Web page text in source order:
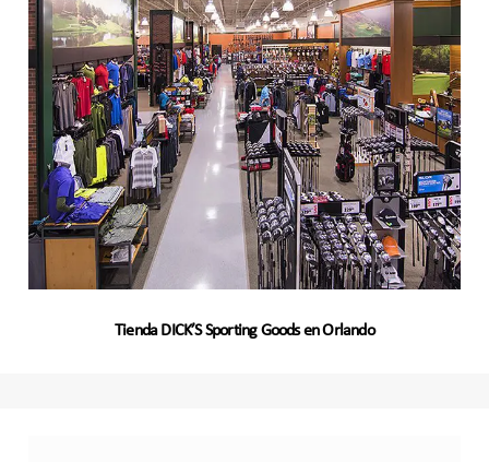
Tienda DICK’S Sporting Goods en Orlando